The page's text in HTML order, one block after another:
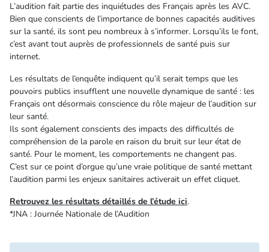
L’audition fait partie des inquiétudes des Français après les AVC.
Bien que conscients de l’importance de bonnes capacités auditives
sur la santé, ils sont peu nombreux à s’informer. Lorsqu’ils le font,
c’est avant tout auprès de professionnels de santé puis sur
internet.
Les résultats de l’enquête indiquent qu’il serait temps que les
pouvoirs publics insufflent une nouvelle dynamique de santé : les
Français ont désormais conscience du rôle majeur de l’audition sur
leur santé.
Ils sont également conscients des impacts des difficultés de
compréhension de la parole en raison du bruit sur leur état de
santé. Pour le moment, les comportements ne changent pas.
C’est sur ce point d’orgue qu’une vraie politique de santé mettant
l’audition parmi les enjeux sanitaires activerait un effet cliquet.
Retrouvez les résultats détaillés de l’étude ici.
*JNA : Journée Nationale de l’Audition